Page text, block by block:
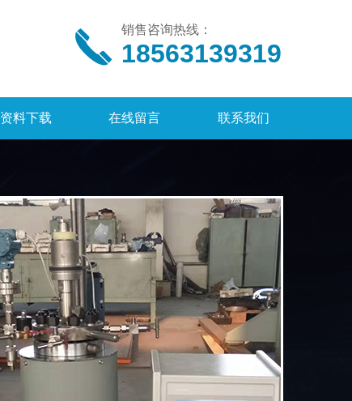
销售咨询热线：
18563139319
资料下载 在线留言 联系我们